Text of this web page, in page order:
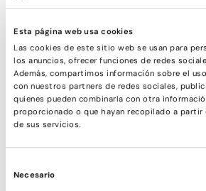
Esta página web usa cookies
Las cookies de este sitio web se usan para
los anuncios, ofrecer funciones de redes
Además, compartimos información sobre el
con nuestros partners de redes sociales,
quienes pueden combinarla con otra
proporcionado o que hayan recopilado a partir
de sus servicios.
de
Necesario